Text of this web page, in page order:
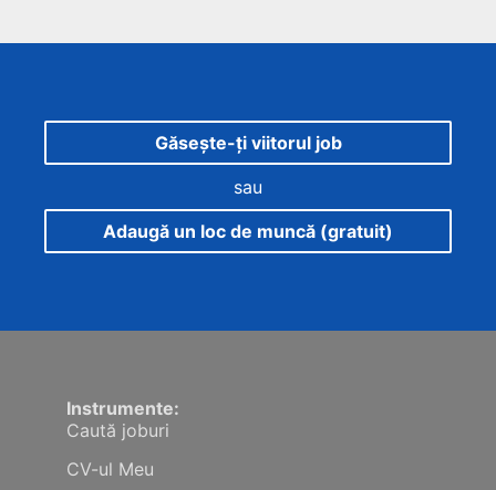
Găsește-ți viitorul job
sau
Adaugă un loc de muncă (gratuit)
Instrumente:
Caută joburi
CV-ul Meu